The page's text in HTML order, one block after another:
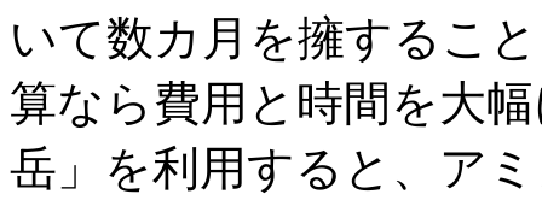
いて数カ月を擁するこ
算なら費用と時間を大
岳」を利用すると、ア